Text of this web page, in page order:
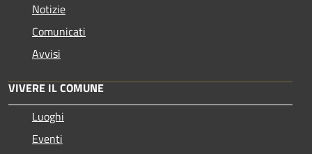
Notizie
Comunicati
Avvisi
VIVERE IL COMUNE
Luoghi
Eventi